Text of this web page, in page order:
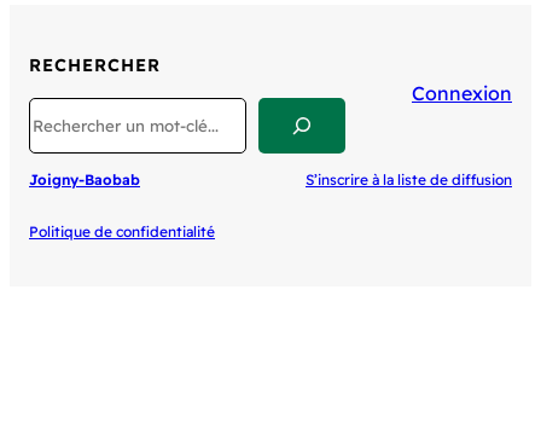
RECHERCHER
Search
Connexion
Joigny-Baobab S’inscrire à la liste de diffusion
Politique de confidentialité